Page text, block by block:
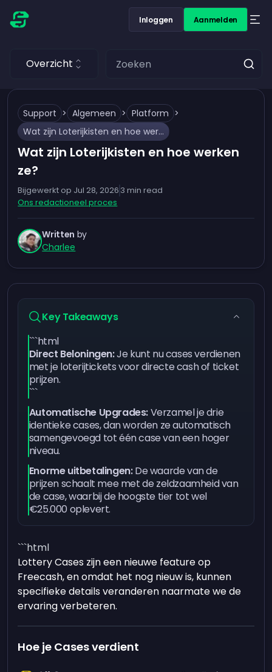
Inloggen Aanmelden
Overzicht
Support > Algemeen > Platform >
Wat zijn Loterijkisten en hoe werken ze?
Wat zijn Loterijkisten en hoe werken
ze?
Bijgewerkt op Jul 28, 2026 3 min read
Ons redactioneel proces
Written by
Charlee
Key Takeaways
```html
Direct Beloningen:Je kunt nu cases verdienen
met je loterijtickets voor directe cash of ticket
prijzen.
```
Automatische Upgrades:Verzamel je drie
identieke cases, dan worden ze automatisch
samengevoegd tot één case van een hoger
niveau.
Enorme uitbetalingen:De waarde van de
prijzen schaalt mee met de zeldzaamheid van
de case, waarbij de hoogste tier tot wel
€25.000 oplevert.
```html
Lottery Cases zijn een nieuwe feature op
Freecash, en omdat het nog nieuw is, kunnen
specifieke details veranderen naarmate we de
ervaring verbeteren.
Hoe je Cases verdient